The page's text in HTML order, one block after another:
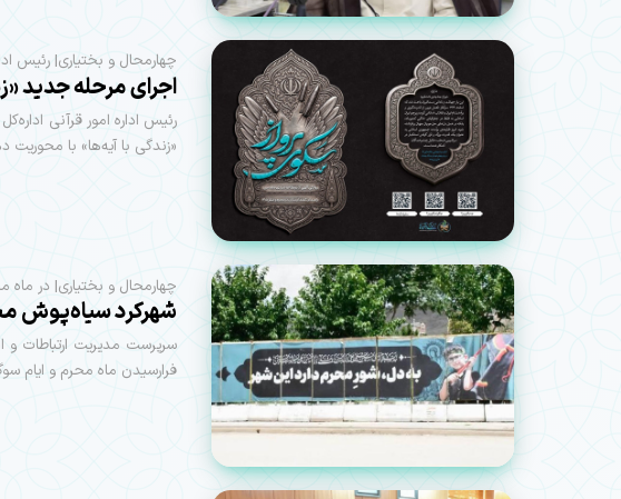
چهارمحال و بختیاری| رئیس
اجرای مرحله جدید
رئیس اداره امور قرآنی
«زندگی با آیه‌ها» با
چهارمحال و بختیاری| در ماه
شهرکرد سیاه‌پوش
سرپرست مدیریت ارتباطات و
فرارسیدن ماه محرم و ایام